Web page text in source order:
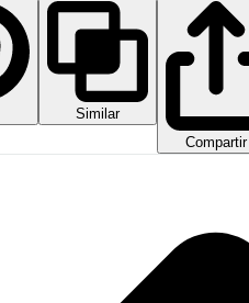
Similar
Compartir